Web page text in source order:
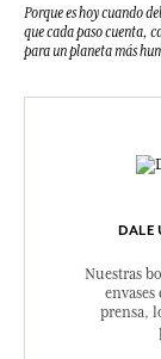
Porque es hoy cuando
que cada paso cuenta,
para un planeta más
DALE
Nuestras
prensa,